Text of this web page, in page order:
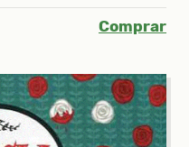
Comprar